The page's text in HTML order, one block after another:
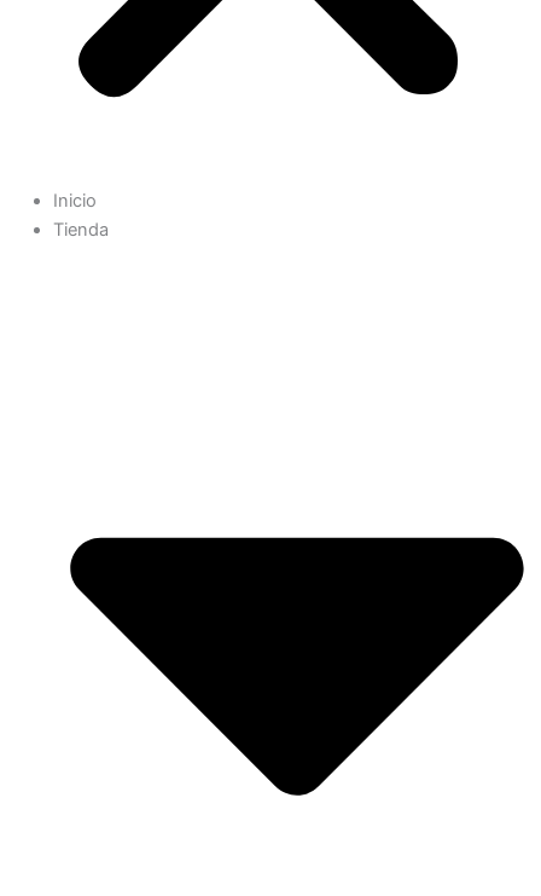
Inicio
Tienda